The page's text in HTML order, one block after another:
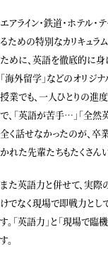
エアライン・鉄道・ホテル
るための特別なカリキュラ
ために、英語を徹底的に身
「海外留学」などのオリジ
授業でも、一人ひとりの進
で、「英語が苦手…」「全
全く話せなかったのが、
かれた先輩たちもたくさん
また英語力と併せて、実際
けでなく現場で即戦力とし
す。「英語力」と「現場で
す。